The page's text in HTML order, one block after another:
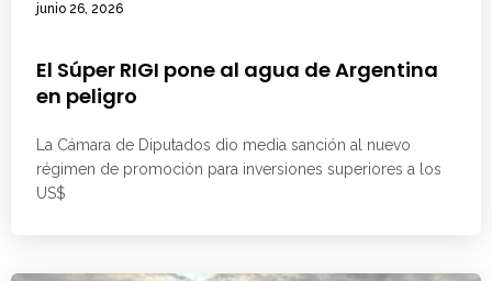
junio 26, 2026
El Súper RIGI pone al agua de Argentina
en peligro
La Cámara de Diputados dio media sanción al nuevo
régimen de promoción para inversiones superiores a los
US$